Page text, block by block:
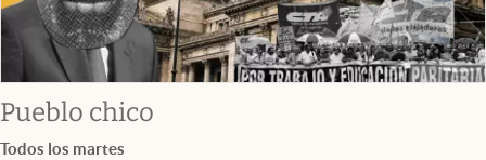
Pueblo chico
Todos los martes